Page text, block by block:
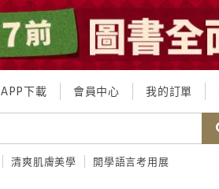
APP下載 會員中心 我的訂單
清爽肌膚美學 開學語言考用展